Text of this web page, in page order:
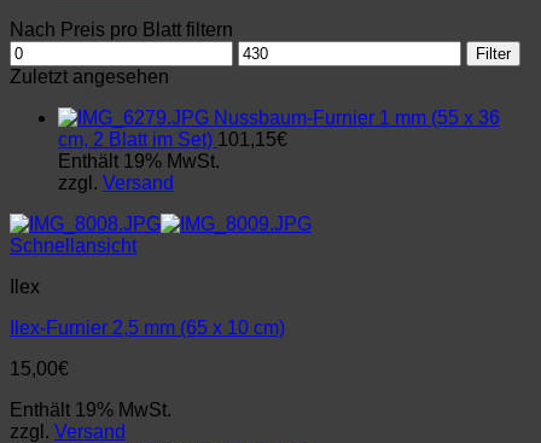
Nach Preis pro Blatt filtern
Min.
Preis
Max.
Preis
Filter
Zuletzt angesehen
Nussbaum-Furnier 1 mm (55 x 36
cm, 2 Blatt im Set) 101,15€
Enthält 19% MwSt.
zzgl. Versand
Schnellansicht
Ilex
Ilex-Furnier 2,5 mm (65 x 10 cm)
15,00€
Enthält 19% MwSt.
zzgl. Versand